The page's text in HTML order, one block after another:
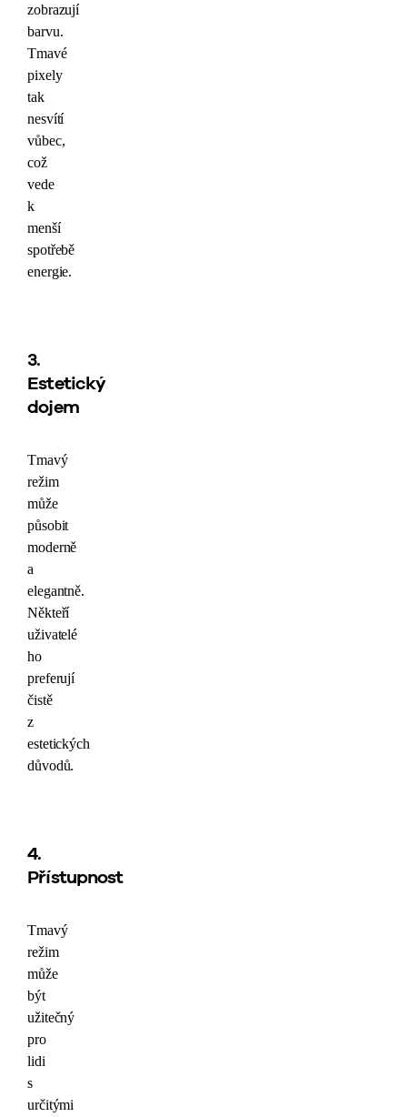
zobrazují
barvu.
Tmavé
pixely
tak
nesvítí
vůbec,
což
vede
k
menší
spotřebě
energie.
3.
Estetický
dojem
Tmavý
režim
může
působit
moderně
a
elegantně.
Někteří
uživatelé
ho
preferují
čistě
z
estetických
důvodů.
4.
Přístupnost
Tmavý
režim
může
být
užitečný
pro
lidi
s
určitými